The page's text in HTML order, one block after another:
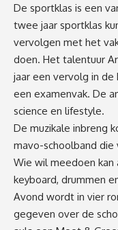
De sportklas is een
twee jaar sportklas
vervolgen met het
doen. Het talentuur
jaar een vervolg in
een examenvak. De
science en lifestyle.
De muzikale inbreng
mavo-schoolband die
Wie wil meedoen kan
keyboard, drummen
Avond wordt in vier
gegeven over de